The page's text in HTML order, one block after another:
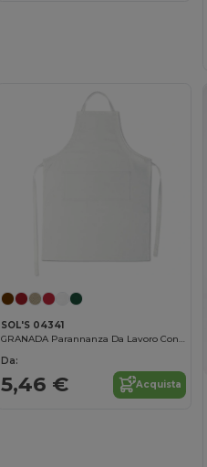
SOL'S 04341
GRANADA Parannanza Da Lavoro Con Tasche
Da:
5,46 € Acquista